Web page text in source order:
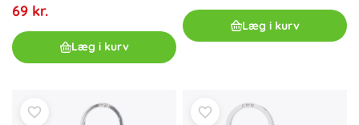
69 kr.
Læg i kurv
Læg i kurv